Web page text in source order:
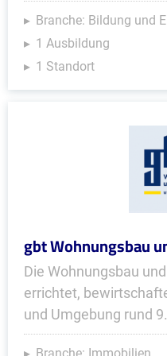
Branche: Bildung und
1 Ausbildung
1 Standort
gbt Wohnungsbau
Die Wohnungsbau
errichtet,
und Umgebung rund